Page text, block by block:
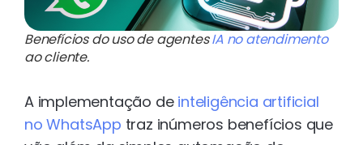
Benefícios do uso de agentesIA no atendimento
ao cliente.
A implementação de inteligência artificial
no WhatsApp traz inúmeros benefícios que